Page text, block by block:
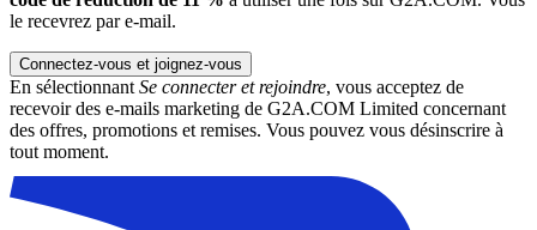
le recevrez par e-mail.
Connectez-vous et joignez-vous
En sélectionnant Se connecter et rejoindre, vous acceptez de
recevoir des e-mails marketing de G2A.COM Limited concernant
des offres, promotions et remises. Vous pouvez vous désinscrire à
tout moment.